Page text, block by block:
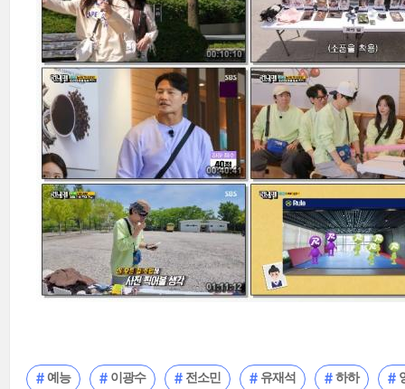
예능 이광수 전소민 유재석 하하